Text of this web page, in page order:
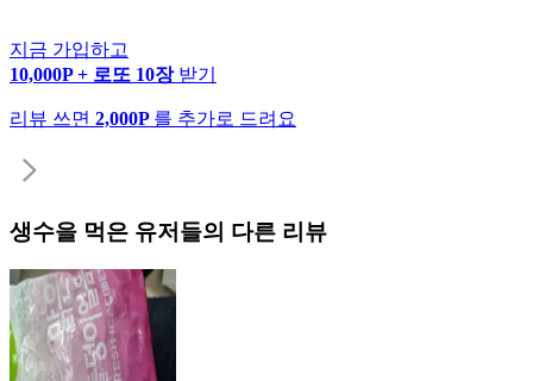
지금 가입하고
10,000P + 로또 10장 받기
리뷰 쓰면 2,000P 를 추가로 드려요
생수을 먹은 유저들의 다른 리뷰